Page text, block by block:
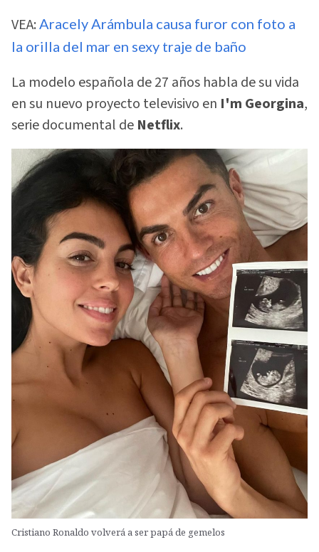
VEA: Aracely Arámbula causa furor con foto a
la orilla del mar en sexy traje de baño
La modelo española de 27 años habla de su vida
en su nuevo proyecto televisivo en I'm Georgina,
serie documental de Netflix.
Cristiano Ronaldo volverá a ser papá de gemelos